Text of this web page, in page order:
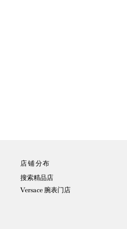
店铺分布
搜索精品店
Versace 腕表门店